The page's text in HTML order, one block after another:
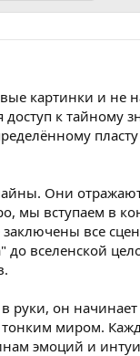
картинки и не
доступ к тайному
Они
мы вступаем в
все
вселенской
руки, он
миром.
эмоций и